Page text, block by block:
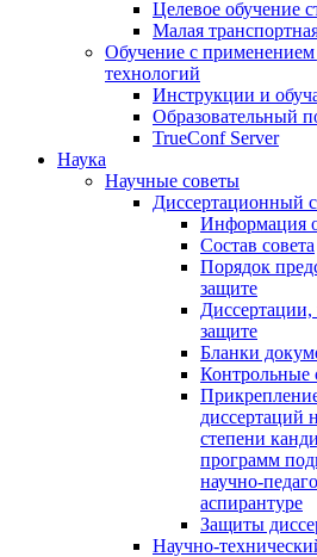
Целевое обучение
Малая
Обучение с
технологий
Инструкции и
Образовательный
TrueConf Server
Наука
Научные советы
Диссертационный
Информация
Состав совета
Порядок
защите
защите
Бланки
Контрольные
диссертаций
степени
программ
научно-
аспирантуре
Защиты
Научно-